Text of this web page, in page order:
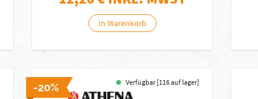
In Warenkorb
-20% Verfügbar [116 auf lager]